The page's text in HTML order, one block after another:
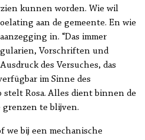
kunnen worden. Wie wil
aan de gemeente. En wie
in. “Das immer
Vorschriften und
des Versuches, das
im Sinne des
stelt Rosa. Alles dient binnen de
grenzen te blijven.
we bij een mechanische